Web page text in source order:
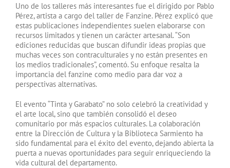
Uno de los talleres más interesantes fue el dirigido por Pablo
Pérez, artista a cargo del taller de Fanzine. Pérez explicó que
estas publicaciones independientes suelen elaborarse con
recursos limitados y tienen un carácter artesanal. “Son
ediciones reducidas que buscan difundir ideas propias que
muchas veces son contraculturales y no están presentes en
los medios tradicionales”, comentó. Su enfoque resalta la
importancia del fanzine como medio para dar voz a
perspectivas alternativas.
El evento “Tinta y Garabato” no solo celebró la creatividad y
el arte local, sino que también consolidó el deseo
comunitario por más espacios culturales. La colaboración
entre la Dirección de Cultura y la Biblioteca Sarmiento ha
sido fundamental para el éxito del evento, dejando abierta la
puerta a nuevas oportunidades para seguir enriqueciendo la
vida cultural del departamento.